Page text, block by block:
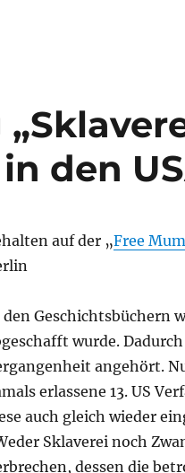
den
auf der „Free
Geschichtsbüchern
wurde.
angehört.
erlassene 13. US
auch gleich wieder
Sklaverei noch
dessen die